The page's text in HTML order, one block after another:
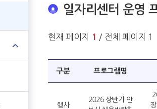
일자리센터 운영
현재 페이지 1 / 전체 페이지 1
구분 프로그램명
행사
2026 상반기 안